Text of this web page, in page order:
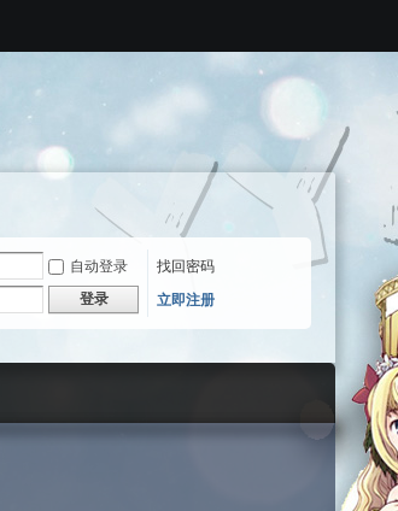
自动登录
找回密码
登录 立即注册